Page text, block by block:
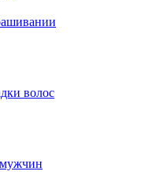
волос